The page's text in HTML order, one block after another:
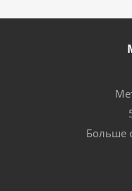
Больше